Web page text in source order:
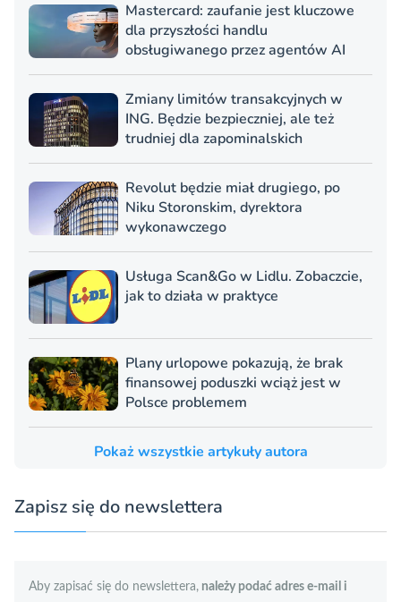
Mastercard: zaufanie jest kluczowe
dla przyszłości handlu
obsługiwanego przez agentów AI
Zmiany limitów transakcyjnych w
ING. Będzie bezpieczniej, ale też
trudniej dla zapominalskich
Revolut będzie miał drugiego, po
Niku Storonskim, dyrektora
wykonawczego
Usługa Scan&Go w Lidlu. Zobaczcie,
jak to działa w praktyce
Plany urlopowe pokazują, że brak
finansowej poduszki wciąż jest w
Polsce problemem
Pokaż wszystkie artykuły autora
Zapisz się do newslettera
Aby zapisać się do newslettera, należy podać adres e-mail i